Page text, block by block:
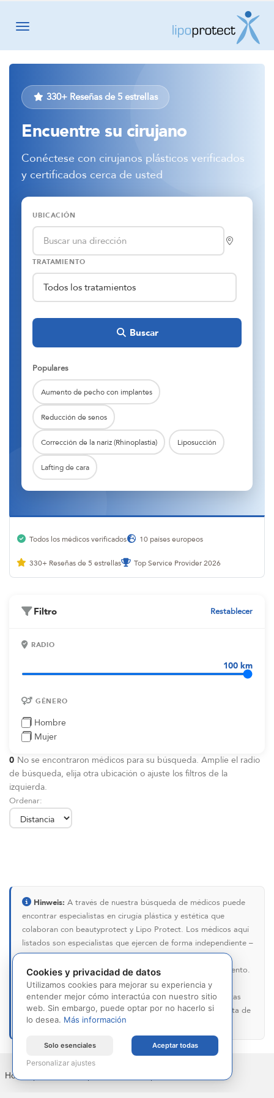
Cookies y privacidad de datos
Utilizamos cookies para mejorar su experiencia y
entender mejor cómo interactúa con nuestro sitio
web. Sin embargo, puede optar por no hacerlo si
lo desea. Más información
Solo esenciales Aceptar todas
Personalizar ajustes
Toggle navigation
330+ Reseñas de 5 estrellas
Encuentre su cirujano
Conéctese con cirujanos plásticos verificados
y certificados cerca de usted
UBICACIÓN
TRATAMIENTO
Buscar
Populares
Aumento de pecho con implantes
Reducción de senos
Corrección de la nariz (Rhinoplastia) Liposucción
Lafting de cara
Todos los médicos verificados 10 países europeos
330+ Reseñas de 5 estrellas Top Service Provider 2026
Filtro Restablecer
RADIO
100 km
GÉNERO
Hombre
Mujer
0 No se encontraron médicos para su búsqueda. Amplíe el radio
de búsqueda, elija otra ubicación o ajuste los filtros de la
izquierda.
Ordenar:
Hinweis: A través de nuestra búsqueda de médicos puede
encontrar especialistas en cirugía plástica y estética que
colaboran con beautyprotect y Lipo Protect. Los médicos aquí
listados son especialistas que ejercen de forma independiente –
la inclusión en nuestro directorio no constituye una
recomendación ni una evaluación de la calidad del tratamiento.
Tenga en cuenta que nuestra búsqueda de médicos no
sustituye el asesoramiento médico personal. Para preguntas
individuales sobre tratamientos y riesgos, concierte una cita de
consulta directamente con el médico de su elección.
Home